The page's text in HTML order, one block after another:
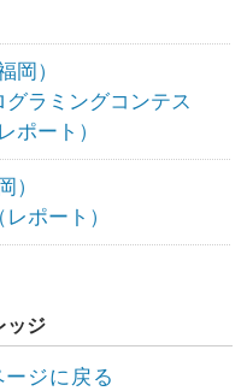
岡）
ラミングコンテス
ポート）
）
ポート）
ッジ
ジに戻る